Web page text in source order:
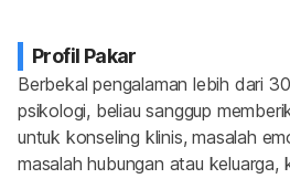
Profil Pakar
Berbekal pengalaman lebih dari
psikologi, beliau sanggup
untuk konseling klinis, masalah
masalah hubungan atau keluarga,